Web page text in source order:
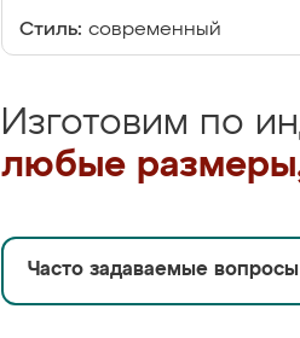
Стиль: современный
Изготовим по
любые
Часто задаваемые вопросы